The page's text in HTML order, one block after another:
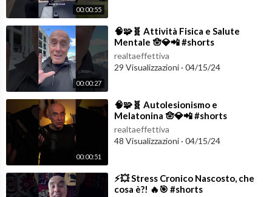
00:00:55
00:00:27
⁣🧠🧩🧬 Attività Fisica e Salute
Mentale 🪬💎📲 #shorts
realtaeffettiva
29 Visualizzazioni · 04/15/24
00:00:51
⁣🧠🧩🧬 Autolesionismo e
Melatonina 🪬💎📲 #shorts
realtaeffettiva
48 Visualizzazioni · 04/15/24
⁣⚡️💥 Stress Cronico Nascosto, che
cosa è?! 🔥🎯 #shorts